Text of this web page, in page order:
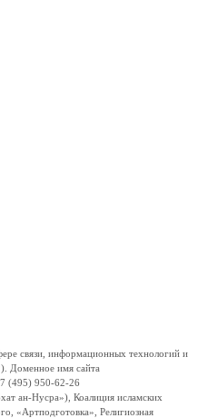
связи, информационных технологий и
Доменное имя сайта
(495) 950-62-26
ан-Нусра»), Коалиция исламских
«Артподготовка», Религиозная